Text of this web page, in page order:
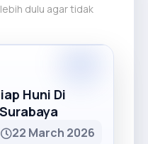
dulu agar tidak
Huni Di
22 March 2026